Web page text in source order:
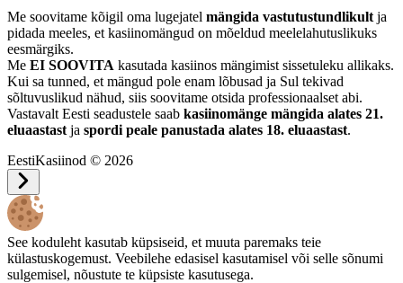
Me soovitame kõigil oma lugejatel mängida vastutustundlikult ja
pidada meeles, et kasiinomängud on mõeldud meelelahutuslikuks
eesmärgiks.
Me EI SOOVITA kasutada kasiinos mängimist sissetuleku allikaks.
Kui sa tunned, et mängud pole enam lõbusad ja Sul tekivad
sõltuvuslikud nähud, siis soovitame otsida professionaalset abi.
Vastavalt Eesti seadustele saab kasiinomänge mängida alates 21.
eluaastast ja spordi peale panustada alates 18. eluaastast.
EestiKasiinod © 2026
See koduleht kasutab küpsiseid, et muuta paremaks teie
külastuskogemust. Veebilehe edasisel kasutamisel või selle sõnumi
sulgemisel, nõustute te küpsiste kasutusega.